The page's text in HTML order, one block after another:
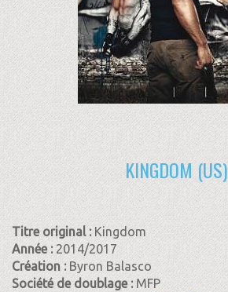
KINGDOM (US)
Titre original : Kingdom
Année : 2014/2017
Création : Byron Balasco
Société de doublage :MFP